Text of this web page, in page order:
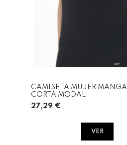
CAMISETA MUJER MANGA
CORTA MODAL
27,29 €
VER